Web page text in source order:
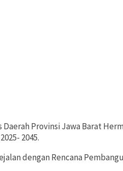
Daerah Provinsi Jawa Barat
2045.
dengan Rencana